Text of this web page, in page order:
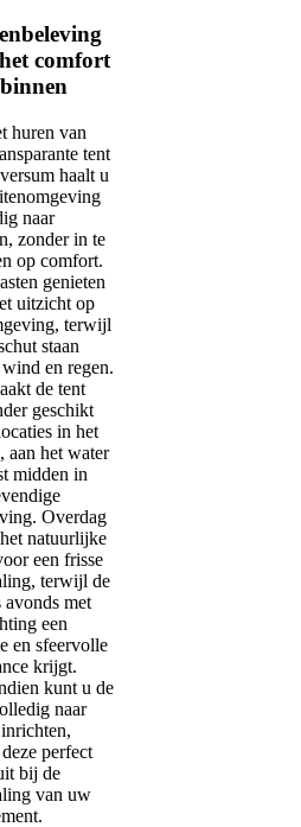
comfort
huren van
tent
haalt u
naar
zonder in te
op comfort.
genieten
uitzicht op
terwijl
staan
en regen.
de tent
geschikt
in het
aan het water
midden in
Overdag
natuurlijke
een frisse
terwijl de
avonds met
een
en sfeervolle
krijgt.
kunt u de
naar
perfect
bij de
van uw